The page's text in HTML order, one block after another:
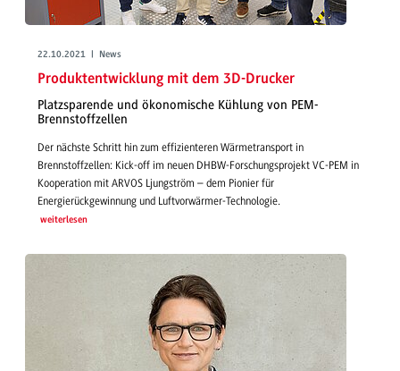
22.10.2021 | News
Produktentwicklung mit dem 3D-Drucker
Platzsparende und ökonomische Kühlung von PEM-
Brennstoffzellen
Der nächste Schritt hin zum effizienteren Wärmetransport in
Brennstoffzellen: Kick-off im neuen DHBW-Forschungsprojekt VC-PEM in
Kooperation mit ARVOS Ljungström – dem Pionier für
Energierückgewinnung und Luftvorwärmer-Technologie.
weiterlesen